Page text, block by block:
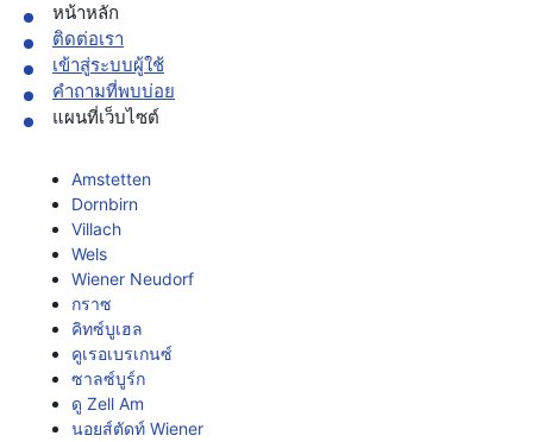
หน้าหลัก
ติดต่อเรา
เข้าสู่ระบบผู้ใช้
คำถามที่พบบ่อย
แผนที่เว็บไซต์
Amstetten
Dornbirn
Villach
Wels
Wiener Neudorf
กราซ
คิทซ์บูเฮล
คูเรอเบรเกนซ์
ซาลซ์บูร์ก
ดู Zell Am
นอยส์ตัดท์ Wiener